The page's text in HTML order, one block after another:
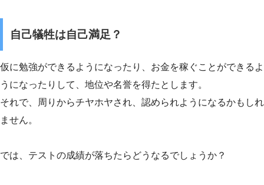
自己犠牲は自己満足？
仮に勉強ができるようになったり、お金を稼ぐことができるよ
うになったりして、地位や名誉を得たとします。
それで、周りからチヤホヤされ、認められようになるかもしれ
ません。
では、テストの成績が落ちたらどうなるでしょうか？